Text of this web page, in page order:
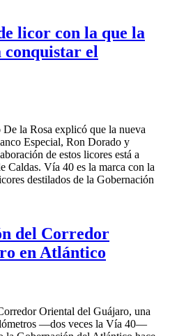
licor con la que la
conquistar el
la Rosa explicó que la nueva
Especial, Ron Dorado y
de estos licores está a
Caldas. Vía 40 es la marca con la
destilados de la Gobernación
del Corredor
en Atlántico
Oriental del Guájaro, una
—dos veces la Vía 40—